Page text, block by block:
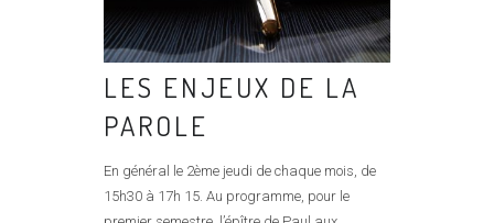
LES ENJEUX DE LA
PAROLE
En général le 2ème jeudi de chaque mois, de
15h30 à 17h 15. Au programme, pour le